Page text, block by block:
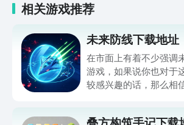
相关游戏推荐
未来防线下载地址
在市面上有着不少强调
游戏，如果说你也对于
较感兴趣的话，那么相